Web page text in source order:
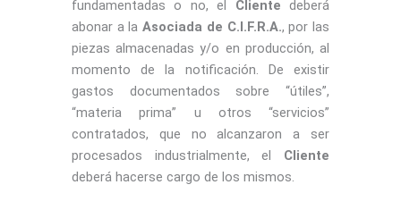
fundamentadas o no, el Cliente deberá
abonar a laAsociada de C.I.F.R.A., por las
piezas almacenadas y/o en producción, al
momento de la notificación. De existir
gastos documentados sobre “útiles”,
“materia prima” u otros “servicios”
contratados, que no alcanzaron a ser
procesados industrialmente, el Cliente
deberá hacerse cargo de los mismos.